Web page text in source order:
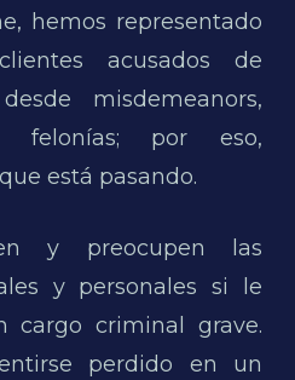
hemos representado
acusados de
misdemeanors,
felonías; por eso,
está pasando.
y preocupen las
y personales si le
cargo criminal grave.
perdido en un